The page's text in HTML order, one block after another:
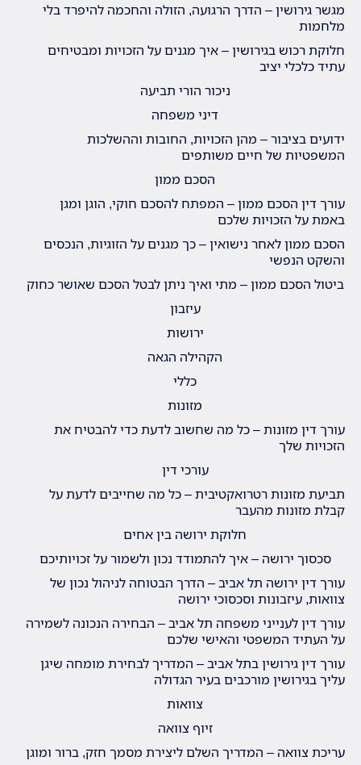
מגשר גירושין – הדרך הרגועה, הזולה והחכמה להיפרד בלי
מלחמות
חלוקת רכוש בגירושין – איך מגנים על הזכויות ומבטיחים
עתיד כלכלי יציב
ניכור הורי תביעה
דיני משפחה
ידועים בציבור – מהן הזכויות, החובות וההשלכות
המשפטיות של חיים משותפים
הסכם ממון
עורך דין הסכם ממון – המפתח להסכם חוקי, הוגן ומגן
באמת על הזכויות שלכם
הסכם ממון לאחר נישואין – כך מגנים על הזוגיות, הנכסים
והשקט הנפשי
ביטול הסכם ממון – מתי ואיך ניתן לבטל הסכם שאושר כחוק
עיזבון
ירושות
הקהילה הגאה
כללי
מזונות
עורך דין מזונות – כל מה שחשוב לדעת כדי להבטיח את
הזכויות שלך
עורכי דין
תביעת מזונות רטרואקטיבית – כל מה שחייבים לדעת על
קבלת מזונות מהעבר
חלוקת ירושה בין אחים
סכסוך ירושה – איך להתמודד נכון ולשמור על זכויותיכם
עורך דין ירושה תל אביב – הדרך הבטוחה לניהול נכון של
צוואות, עיזבונות וסכסוכי ירושה
עורך דין לענייני משפחה תל אביב – הבחירה הנכונה לשמירה
על העתיד המשפטי והאישי שלכם
עורך דין גירושין בתל אביב – המדריך לבחירת מומחה שיגן
עליך בגירושין מורכבים בעיר הגדולה
צוואות
זיוף צוואה
עריכת צוואה – המדריך השלם ליצירת מסמך חזק, ברור ומוגן